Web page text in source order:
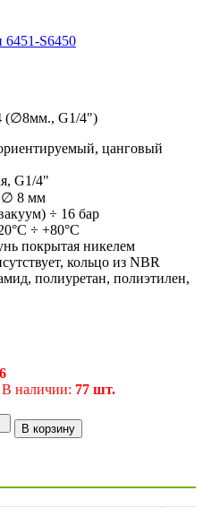
S6450
(∅8мм., G1/4")
цанговый
G1/4"
∅ 8 мм
÷ 16 бар
÷ +80°С
покрытая никелем
кольцо из NBR
полиуретан, полиэтилен,
В наличии: 77 шт.